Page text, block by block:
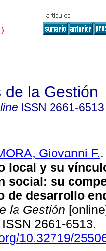
de la Gestión
ISSN 2661-6513
Giovanni F..
local y su
social: su
de desarrollo
la Gestión
2661-6513.
10.32719/